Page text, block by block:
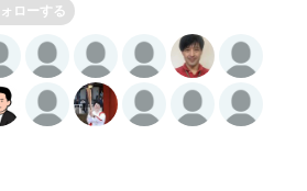
ローする